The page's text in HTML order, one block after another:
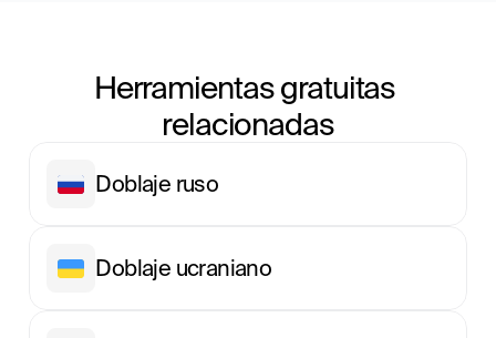
Herramientas gratuitas
relacionadas
Doblaje ruso
Doblaje ucraniano